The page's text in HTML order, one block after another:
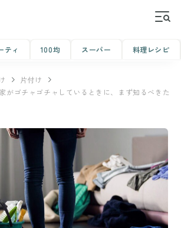
ティ 100均 スーパー 料理レシピ
片付け
がゴチャゴチャしているときに、まず知るべきた